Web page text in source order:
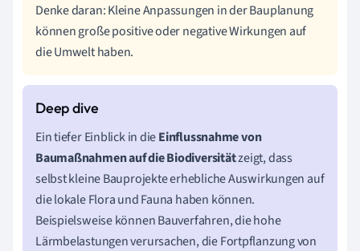
Denke daran: Kleine Anpassungen in der Bauplanung
können große positive oder negative Wirkungen auf
die Umwelt haben.
Ein tiefer Einblick in dieEinflussnahme von
Baumaßnahmen auf die Biodiversitätzeigt, dass
selbst kleine Bauprojekte erhebliche Auswirkungen auf
die lokale Flora und Fauna haben können.
Beispielsweise können Bauverfahren, die hohe
Lärmbelastungen verursachen, die Fortpflanzung von